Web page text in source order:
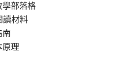
學部落格
讀材料
南
原理